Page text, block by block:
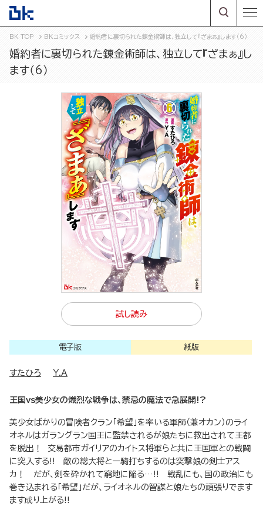
BK TOP BKコミックス 婚約者に裏切られた錬金術師は、独立して『ざまぁ』します（6）
婚約者に裏切られた錬金術師は、独立して『ざまぁ』し
ます（6）
試し読み
紙版
電子版
すたひろ Y.A
王国vs美少女の熾烈な戦争は、禁忌の魔法で急展開!?
美少女ばかりの冒険者クラン「希望」を率いる軍師（兼オカン）のライ
オネルはガラングラン国王に監禁されるが娘たちに救出されて王都
を脱出！ 交易都市ガイリアのカイトス将軍らと共に王国軍との戦闘
に突入する!! 敵の総大将と一騎打ちするのは突撃娘の剣士アス
カ！ だが、剣を砕かれて窮地に陥る…!! 戦乱にも、国の政治にも
巻き込まれる「希望」だが、ライオネルの智謀と娘たちの頑張りでます
ます成り上がる!!